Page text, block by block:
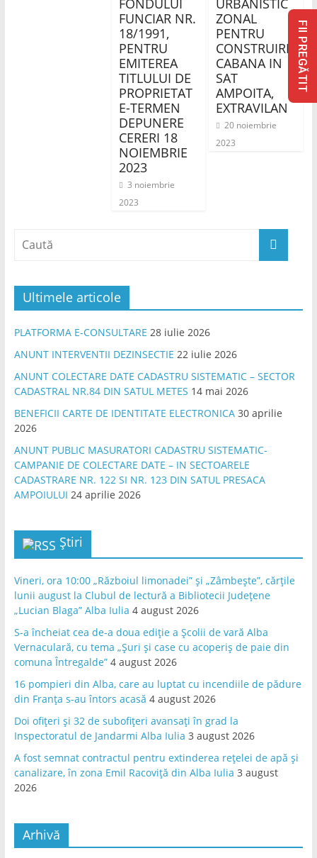
FONDULUI
FUNCIAR NR.
18/1991,
PENTRU
EMITEREA
TITLULUI DE
PROPRIETAT
E-TERMEN
DEPUNERE
CERERI 18
NOIEMBRIE
2023
3 noiembrie
2023
URBANISTIC
ZONAL
PENTRU
CONSTRUIRE
CABANA IN
SAT
AMPOITA,
EXTRAVILAN
20 noiembrie
2023
Ultimele articole
PLATFORMA E-CONSULTARE 28 iulie 2026
ANUNT INTERVENTII DEZINSECTIE 22 iulie 2026
ANUNT COLECTARE DATE CADASTRU SISTEMATIC – SECTOR
CADASTRAL NR.84 DIN SATUL METES 14 mai 2026
BENEFICII CARTE DE IDENTITATE ELECTRONICA 30 aprilie
2026
ANUNT PUBLIC MASURATORI CADASTRU SISTEMATIC-
CAMPANIE DE COLECTARE DATE – IN SECTOARELE
CADASTRARE NR. 122 SI NR. 123 DIN SATUL PRESACA
AMPOIULUI 24 aprilie 2026
Știri
Vineri, ora 10:00 „Războiul limonadei” și „Zâmbește”, cărțile
lunii august la Clubul de lectură a Bibliotecii Județene
„Lucian Blaga” Alba Iulia 4 august 2026
S-a încheiat cea de-a doua ediție a Școlii de vară Alba
Vernaculară, cu tema „Șuri și case cu acoperiș de paie din
comuna Întregalde” 4 august 2026
16 pompieri din Alba, care au luptat cu incendiile de pădure
din Franța s-au întors acasă 4 august 2026
Doi ofițeri și 32 de subofițeri avansați în grad la
Inspectoratul de Jandarmi Alba Iulia 3 august 2026
A fost semnat contractul pentru extinderea rețelei de apă și
canalizare, în zona Emil Racoviță din Alba Iulia 3 august
2026
Arhivă
FII PREGĂTIT